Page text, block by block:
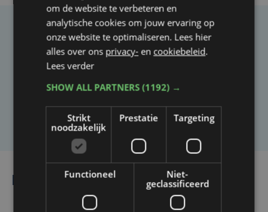
Taalfout opgemerkt?
Heb je een taal- of schrijffout opgemerkt in dit
Laat het ons weten
Lees ook
om de website te verbeteren en
analytische cookies om jouw ervaring op
onze website te optimaliseren. Lees hier
alles over ons privacy- en cookiebeleid.
Lees verder
SHOW ALL PARTNERS(1192) →
Strikt
noodzakelijk
Prestatie Targeting
Functioneel
Niet-
geclassificeerd